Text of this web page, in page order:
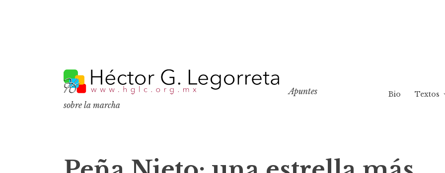
k
i
p
o
Apuntes
sobre la marcha
Bio Textos